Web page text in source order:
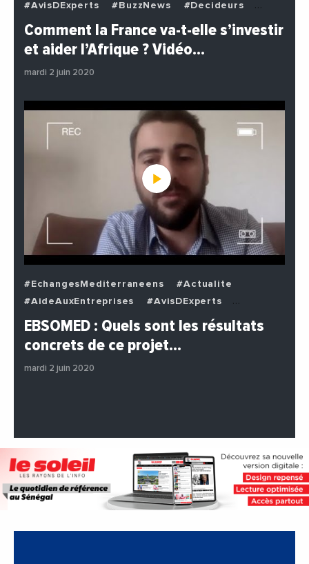
#AvisDExperts
#BuzzNews
#Decideurs
#EchangesMediterraneens
#Economie
#Politique
Comment la France va-t-elle s’investir
et aider l’Afrique ? Vidéo…
mardi 2 juin 2020
#EchangesMediterraneens
#Actualite
#AideAuxEntreprises
#AvisDExperts
#BuzzNews
#Decideurs
#Entreprises
#Institutions
EBSOMED : Quels sont les résultats
concrets de ce projet…
mardi 2 juin 2020